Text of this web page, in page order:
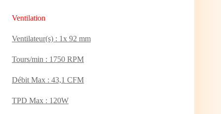
Ventilation
Ventilateur(s) : 1x 92 mm
Tours/min : 1750 RPM
Débit Max : 43,1 CFM
TPD Max : 120W